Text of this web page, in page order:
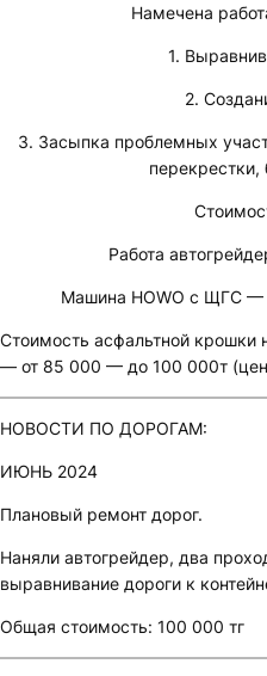
Намечена
1.
2.
3. Засыпка проблемных
Работа
Машина HOWO с ЩГС —
Стоимость асфальтной крошки
— от 85 000 — до 100 000т
НОВОСТИ ПО ДОРОГАМ:
ИЮНЬ 2024
Плановый ремонт дорог.
Наняли автогрейдер, два
выравнивание дороги к
Общая стоимость: 100 000 тг